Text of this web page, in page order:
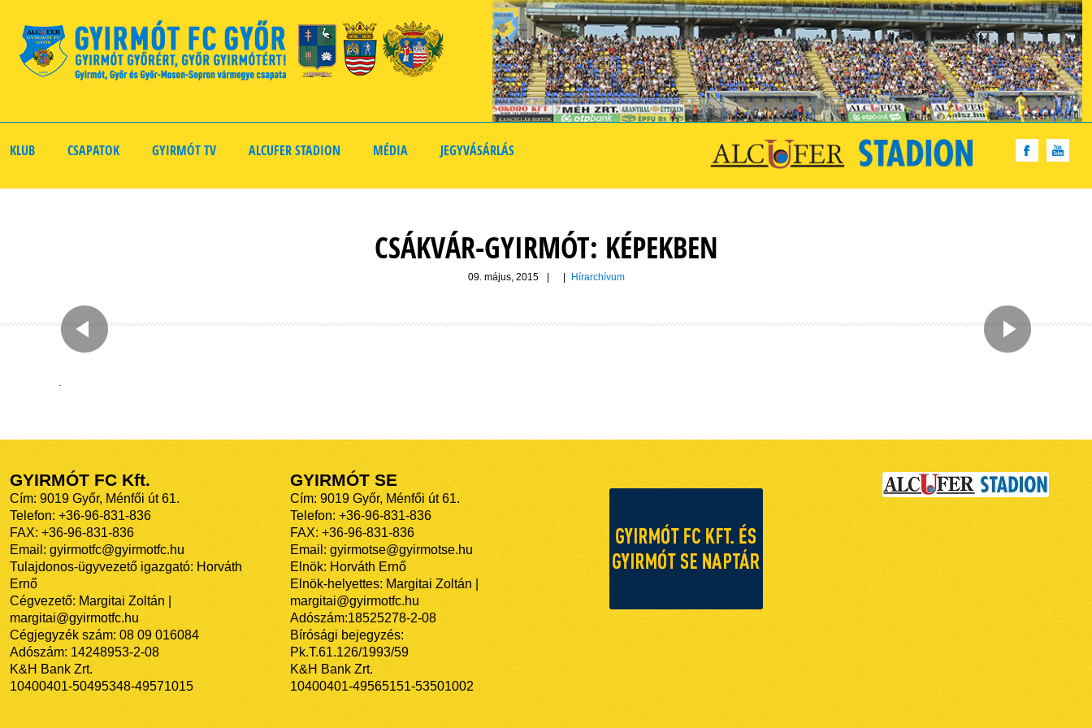
KLUB CSAPATOK GYIRMÓT TV ALCUFER STADION MÉDIA JEGYVÁSÁRLÁS
CSÁKVÁR-GYIRMÓT: KÉPEKBEN
09. május, 2015 Hírarchívum
.
GYIRMÓT FC Kft.
Cím: 9019 Győr, Ménfői út 61.
Telefon: +36-96-831-836
FAX: +36-96-831-836
Email: gyirmotfc@gyirmotfc.hu
Tulajdonos-ügyvezető igazgató: Horváth
Ernő
Cégvezető: Margitai Zoltán |
margitai@gyirmotfc.hu
Cégjegyzék szám: 08 09 016084
Adószám: 14248953-2-08
K&H Bank Zrt.
10400401-50495348-49571015
GYIRMÓT SE
Cím: 9019 Győr, Ménfői út 61.
Telefon: +36-96-831-836
FAX: +36-96-831-836
Email: gyirmotse@gyirmotse.hu
Elnök: Horváth Ernő
Elnök-helyettes: Margitai Zoltán |
margitai@gyirmotfc.hu
Adószám:18525278-2-08
Bírósági bejegyzés:
Pk.T.61.126/1993/59
K&H Bank Zrt.
10400401-49565151-53501002